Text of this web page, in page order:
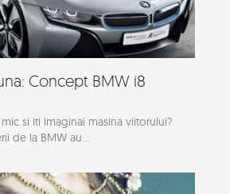
Concept BMW i8
si iti imaginai masina viitorului?
de la BMW au...